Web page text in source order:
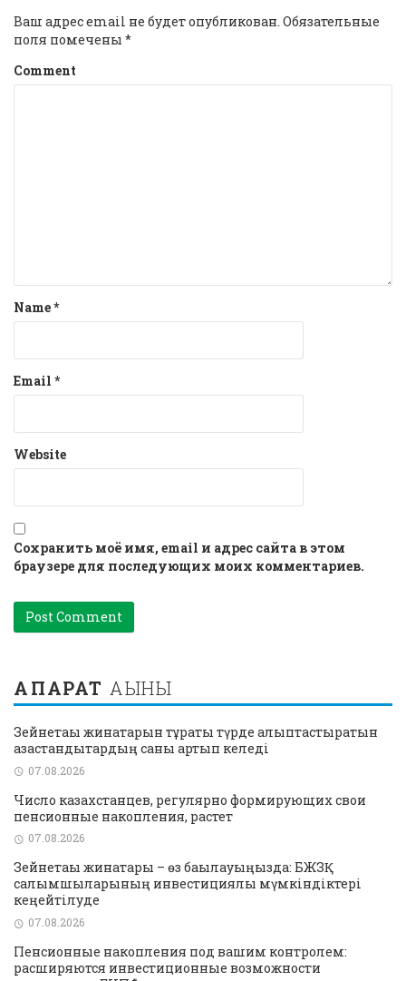
Ваш адрес email не будет опубликован. Обязательные
поля помечены *
Comment
Name*
Email *
Website
Сохранить моё имя, email и адрес сайта в этом
браузере для последующих моих комментариев.
АҚПАРАТ АҒЫНЫ
Зейнетақы жинақтарын тұрақты түрде қалыптастыратын
қазақстандықтардың саны артып келеді
07.08.2026
Число казахстанцев, регулярно формирующих свои
пенсионные накопления, растет
07.08.2026
Зейнетақы жинақтары – өз бақылауыңызда: БЖЗҚ
салымшыларының инвестициялық мүмкіндіктері
кеңейтілуде
07.08.2026
Пенсионные накопления под вашим контролем:
расширяются инвестиционные возможности